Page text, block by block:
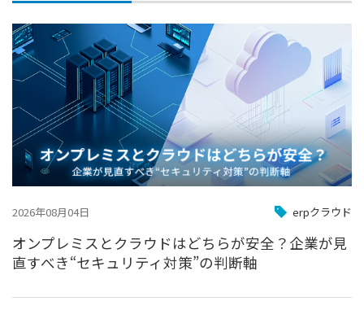
2026年08月04日 erpクラウド
オンプレミスとクラウドはどちらが安全？企業が見
直すべき“セキュリティ対策”の判断軸